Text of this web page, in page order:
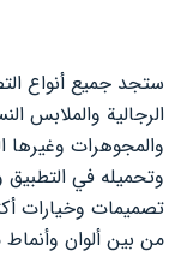
ستجد جميع أنواع
الرجالية والملابس
والمجوهرات
وتحميله في التطبيق
تصميمات وخيارات
من بين ألوان